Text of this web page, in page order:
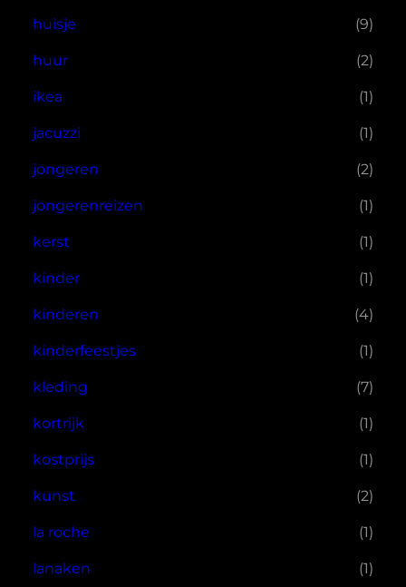
huisje (9)
huur (2)
ikea (1)
jacuzzi (1)
jongeren (2)
jongerenreizen (1)
kerst (1)
kinder (1)
kinderen (4)
kinderfeestjes (1)
kleding (7)
kortrijk (1)
kostprijs (1)
kunst (2)
la roche (1)
lanaken (1)